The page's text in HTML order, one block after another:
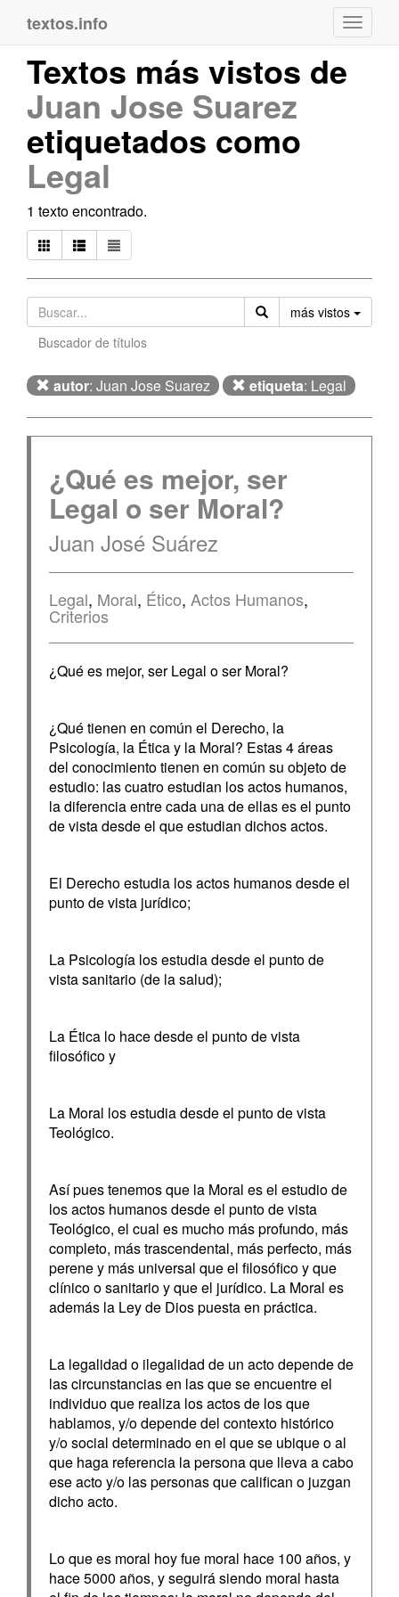
textos.info
Textos más vistos de
Juan Jose Suarez
etiquetados como
Legal
1 texto encontrado.
más vistos
Buscador de títulos
autor: Juan Jose Suarez etiqueta: Legal
¿Qué es mejor, ser
Legal o ser Moral?
Juan José Suárez
Legal, Moral, Ético, Actos Humanos,
Criterios
¿Qué es mejor, ser Legal o ser Moral?
¿Qué tienen en común el Derecho, la
Psicología, la Ética y la Moral? Estas 4 áreas
del conocimiento tienen en común su objeto de
estudio: las cuatro estudian los actos humanos,
la diferencia entre cada una de ellas es el punto
de vista desde el que estudian dichos actos.
El Derecho estudia los actos humanos desde el
punto de vista jurídico;
La Psicología los estudia desde el punto de
vista sanitario (de la salud);
La Ética lo hace desde el punto de vista
filosófico y
La Moral los estudia desde el punto de vista
Teológico.
Así pues tenemos que la Moral es el estudio de
los actos humanos desde el punto de vista
Teológico, el cual es mucho más profundo, más
completo, más trascendental, más perfecto, más
perene y más universal que el filosófico y que
clínico o sanitario y que el jurídico. La Moral es
además la Ley de Dios puesta en práctica.
La legalidad o ilegalidad de un acto depende de
las circunstancias en las que se encuentre el
individuo que realiza los actos de los que
hablamos, y/o depende del contexto histórico
y/o social determinado en el que se ubique o al
que haga referencia la persona que lleva a cabo
ese acto y/o las personas que califican o juzgan
dicho acto.
Lo que es moral hoy fue moral hace 100 años, y
hace 5000 años, y seguirá siendo moral hasta